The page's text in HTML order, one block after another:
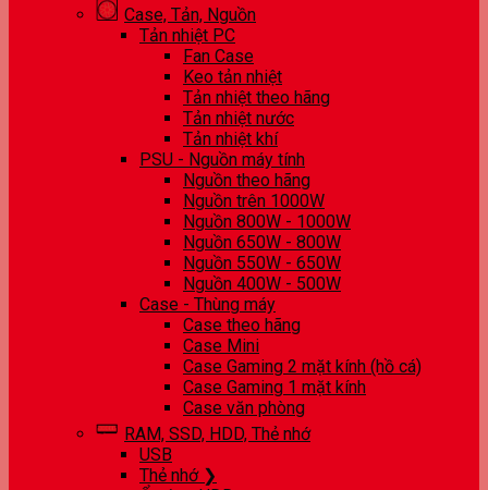
Case, Tản, Nguồn
Tản nhiệt PC
Fan Case
Keo tản nhiệt
Tản nhiệt theo hãng
Tản nhiệt nước
Tản nhiệt khí
PSU - Nguồn máy tính
Nguồn theo hãng
Nguồn trên 1000W
Nguồn 800W - 1000W
Nguồn 650W - 800W
Nguồn 550W - 650W
Nguồn 400W - 500W
Case - Thùng máy
Case theo hãng
Case Mini
Case Gaming 2 mặt kính (hồ cá)
Case Gaming 1 mặt kính
Case văn phòng
RAM, SSD, HDD, Thẻ nhớ
USB
Thẻ nhớ ❯